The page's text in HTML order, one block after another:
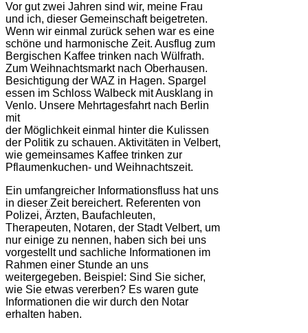
Vor gut zwei Jahren sind wir, meine Frau
und ich, dieser Gemeinschaft beigetreten.
Wenn wir einmal zurück sehen war es eine
schöne und harmonische Zeit. Ausflug zum
Bergischen Kaffee trinken nach Wülfrath.
Zum Weihnachtsmarkt nach Oberhausen.
Besichtigung der WAZ in Hagen. Spargel
essen im Schloss Walbeck mit Ausklang in
Venlo. Unsere Mehrtagesfahrt nach Berlin
mit
der Möglichkeit einmal hinter die Kulissen
der Politik zu schauen. Aktivitäten in Velbert,
wie gemeinsames Kaffee trinken zur
Pflaumenkuchen- und Weihnachtszeit.
Ein umfangreicher Informationsfluss hat uns
in dieser Zeit bereichert. Referenten von
Polizei, Ärzten, Baufachleuten,
Therapeuten, Notaren, der Stadt Velbert, um
nur einige zu nennen, haben sich bei uns
vorgestellt und sachliche Informationen im
Rahmen einer Stunde an uns
weitergegeben. Beispiel: Sind Sie sicher,
wie Sie etwas vererben? Es waren gute
Informationen die wir durch den Notar
erhalten haben.